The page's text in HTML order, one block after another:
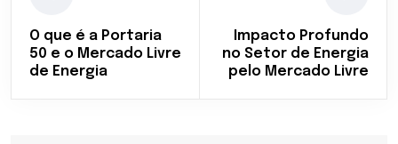
O que é a Portaria
50 e o Mercado Livre
de Energia
Impacto Profundo
no Setor de Energia
pelo Mercado Livre